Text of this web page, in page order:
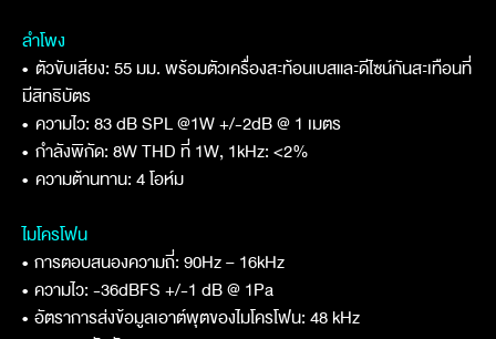
ลำโพง
• ตัวขับเสียง: 55 มม. พร้อมตัวเครื่องสะท้อนเบสและดีไซน์กันสะเทือนที่
มีสิทธิบัตร
• ความไว: 83 dB SPL @1W +/-2dB @ 1 เมตร
• กำลังพิกัด: 8W THD ที่ 1W, 1kHz: <2%
• ความต้านทาน: 4 โอห์ม
ไมโครโฟน
• การตอบสนองความถี่: 90Hz – 16kHz
• ความไว: -36dBFS +/-1 dB @ 1Pa
• อัตราการส่งข้อมูลเอาต์พุตของไมโครโฟน: 48 kHz